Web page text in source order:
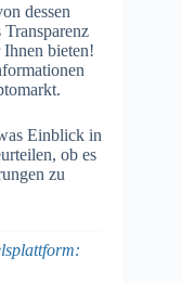
dessen
bieten!
Einblick in
ob es
zu